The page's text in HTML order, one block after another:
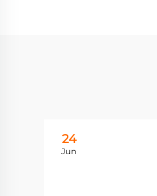
24
Jun